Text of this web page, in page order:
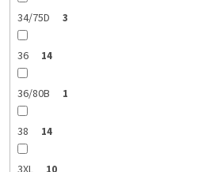
34/75D 3
36 14
36/80B 1
38 14